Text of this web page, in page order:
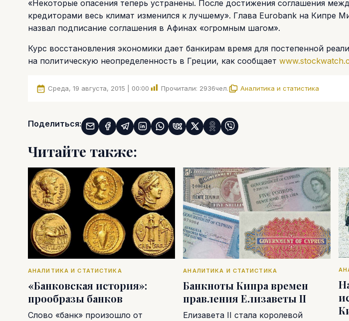
«Некоторые опасения теперь устранены. После достижения соглашения
кредиторами весь климат изменился к лучшему». Глава Eurobank на Кипре
назвал подписание соглашения в Афинах «огромным шагом».
Курс восстановления экономики дает банкирам время для постепенной
на политическую неопределенность в Греции, как сообщает
Среда, 19 августа, 2015 | 00:00 Прочитали: 2936чел. Аналитика и статистика
Поделиться:
Читайте также:
АНАЛИТИКА И СТАТИСТИКА
«Банковская история»:
прообразы банков
Слово «банк» произошло от
АНАЛИТИКА И СТАТИСТИКА
Банкноты Кипра времен
правления Елизаветы II
Елизавета II стала королевой